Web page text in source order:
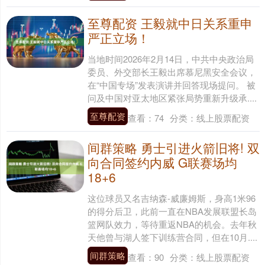
至尊配资 王毅就中日关系重申
严正立场！
当地时间2026年2月14日，中共中央政治局
委员、外交部长王毅出席慕尼黑安全会议，
在“中国专场”发表演讲并回答现场提问。 被
问及中国对亚太地区紧张局势重新升级承....
至尊配资 查看： 74 分类： 线上股票配资
间群策略 勇士引进火箭旧将! 双
向合同签约内威 G联赛场均
18+6
这位球员又名吉纳森-威廉姆斯，身高1米96
的得分后卫，此前一直在NBA发展联盟长岛
篮网队效力，等待重返NBA的机会。去年秋
天他曾与湖人签下训练营合同，但在10月....
间群策略 查看： 90 分类： 线上股票配资